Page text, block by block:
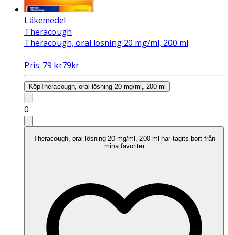
Läkemedel
Theracough
Theracough, oral lösning 20 mg/ml, 200 ml
.
Pris: 79 kr79kr
KöpTheracough, oral lösning 20 mg/ml, 200 ml
0
Theracough, oral lösning 20 mg/ml, 200 ml har tagits bort från
mina favoriter